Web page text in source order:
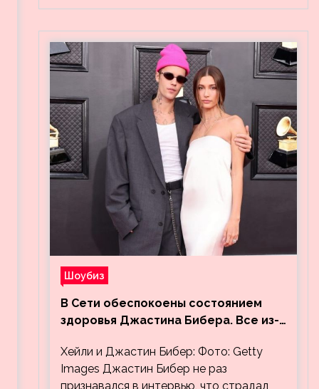
Шоубиз
В Сети обеспокоены состоянием
здоровья Джастина Бибера. Все из-
успокаивает Хейли
Хейли и Джастин Бибер: Фото: Getty
Images Джастин Бибер не раз
признавался в интервью, что страдал